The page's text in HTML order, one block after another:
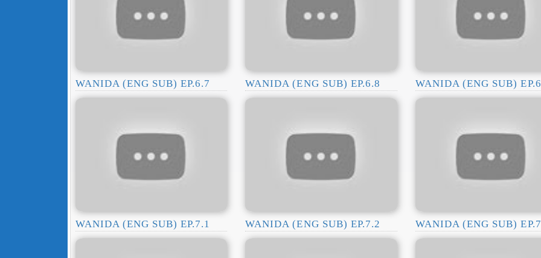
WANIDA (ENG SUB) EP.6.7 WANIDA (ENG SUB) EP.6.8 WANIDA (ENG SUB)
WANIDA (ENG SUB) EP.7.1 WANIDA (ENG SUB) EP.7.2 WANIDA (ENG SUB)